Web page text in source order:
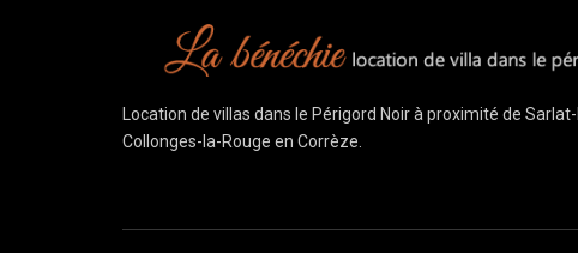
Location de villas dans le Périgord Noir à proximité de
Collonges-la-Rouge en Corrèze.